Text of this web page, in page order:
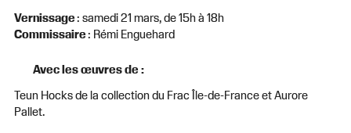
Vernissage : samedi 21 mars, de 15h à 18h
Commissaire : Rémi Enguehard
Avec les œuvres de :
Teun Hocks de la collection du Frac Île-de-France et Aurore
Pallet.